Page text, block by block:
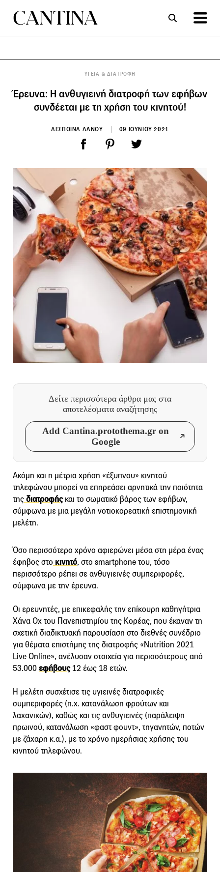
ΥΓΕΙΑ & ΔΙΑΤΡΟΦΗ
Έρευνα: Η ανθυγιεινή διατροφή των εφήβων
συνδέεται με τη χρήση του κινητού!
ΔΕΣΠΟΙΝΑ ΛΑΝΟΥ 09 ΙΟΥΝΙΟΥ 2021
Δείτε περισσότερα άρθρα μας στα
αποτελέσματα αναζήτησης
Add Cantina.protothema.gr on
Google
Ακόμη και η μέτρια χρήση «έξυπνου» κινητού
τηλεφώνου μπορεί να επηρεάσει αρνητικά την ποιότητα
τηςδιατροφήςκαι το σωματικό βάρος των εφήβων,
σύμφωνα με μια μεγάλη νοτιοκορεατική επιστημονική
μελέτη.
Όσο περισσότερο χρόνο αφιερώνει μέσα στη μέρα ένας
έφηβος στο κινητό, στο smartphone του, τόσο
περισσότερο ρέπει σε ανθυγιεινές συμπεριφορές,
σύμφωνα με την έρευνα.
Οι ερευνητές, με επικεφαλής την επίκουρη καθηγήτρια
Χάνα Οχ του Πανεπιστημίου της Κορέας, που έκαναν τη
σχετική διαδικτυακή παρουσίαση στο διεθνές συνέδριο
για θέματα επιστήμης της διατροφής «Nutrition 2021
Live Online», ανέλυσαν στοιχεία για περισσότερους από
53.000εφήβους12 έως 18 ετών.
Η μελέτη συσχέτισε τις υγιεινές διατροφικές
συμπεριφορές (π.χ. κατανάλωση φρούτων και
λαχανικών), καθώς και τις ανθυγιεινές (παράλειψη
πρωινού, κατανάλωση «φαστ φουντ», τηγανητών, ποτών
με ζάχαρη κ.α.), με το χρόνο ημερήσιας χρήσης του
κινητού τηλεφώνου.